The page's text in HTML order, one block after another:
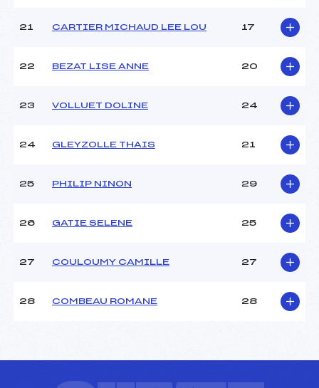
21 CARTIER MICHAUD LEE LOU 17
22 BEZAT LISE ANNE 20
23 VOLLUET DOLINE 24
24 GLEYZOLLE THAIS 21
25 PHILIP NINON 29
26 GATIE SELENE 25
27 COULOUMY CAMILLE 27
28 COMBEAU ROMANE 28